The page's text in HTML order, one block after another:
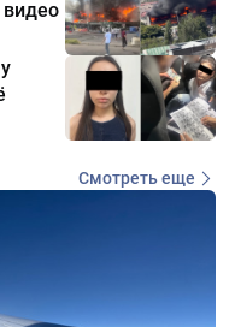
Смотреть еще